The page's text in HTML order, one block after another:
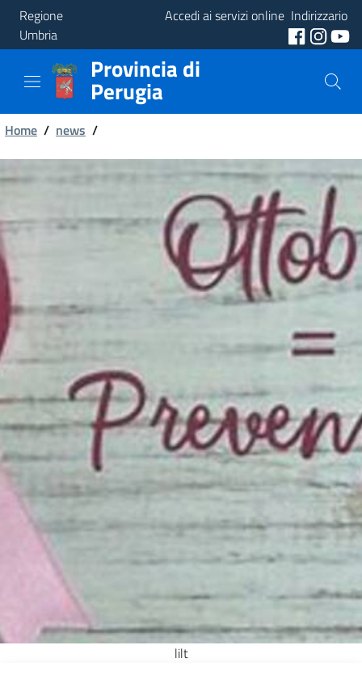
Regione
Umbria
Accedi ai servizi online Indirizzario
Provincia
Aree
Tematiche
Provincia di
Perugia
Briciole
di
pane
Home / news /
lilt